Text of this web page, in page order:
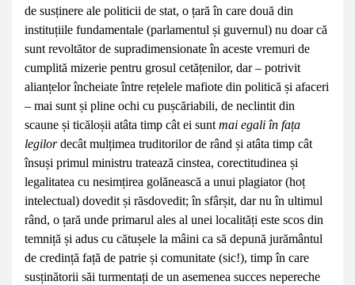
de susținere ale politicii de stat, o țară în care două din
instituțiile fundamentale (parlamentul și guvernul) nu doar că
sunt revoltător de supradimensionate în aceste vremuri de
cumplită mizerie pentru grosul cetățenilor, dar – potrivit
alianțelor încheiate între rețelele mafiote din politică și afaceri
– mai sunt și pline ochi cu pușcăriabili, de neclintit din
scaune și ticăloșii atâta timp cât ei suntmai egali în fața
legilordecât mulțimea truditorilor de rând și atâta timp cât
însuși primul ministru tratează cinstea, corectitudinea și
legalitatea cu nesimțirea golănească a unui plagiator (hoț
intelectual) dovedit și răsdovedit; în sfârșit, dar nu în ultimul
rând, o țară unde primarul ales al unei localități este scos din
temniță și adus cu cătușele la mâini ca să depună jurământul
de credință față de patrie și comunitate (sic!), timp în care
susținătorii săi turmentați de un asemenea succes nepereche